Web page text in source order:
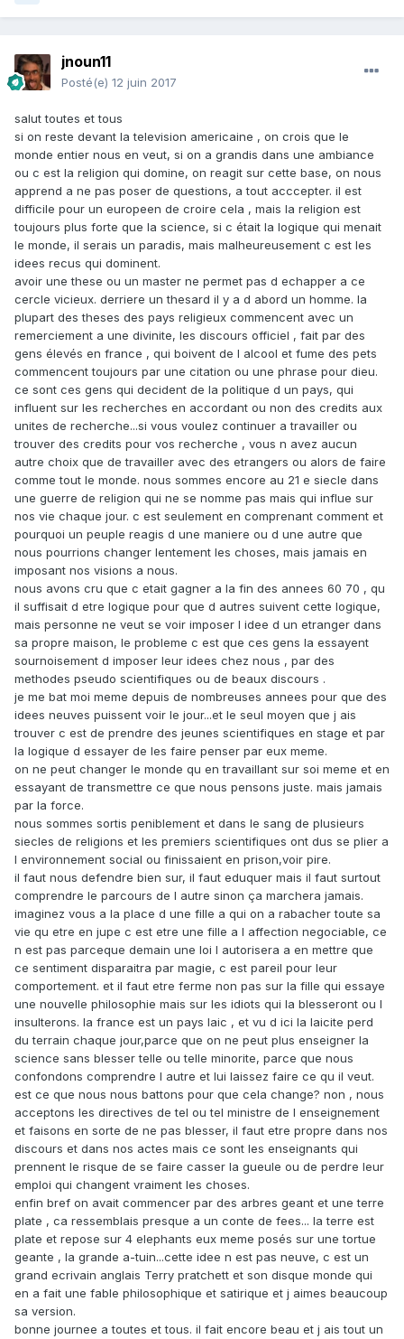
jnoun11
Posté(e) 12 juin 2017
salut toutes et tous
si on reste devant la television americaine , on crois que le
monde entier nous en veut, si on a grandis dans une ambiance
ou c est la religion qui domine, on reagit sur cette base, on nous
apprend a ne pas poser de questions, a tout acccepter. il est
difficile pour un europeen de croire cela , mais la religion est
toujours plus forte que la science, si c était la logique qui menait
le monde, il serais un paradis, mais malheureusement c est les
idees recus qui dominent.
avoir une these ou un master ne permet pas d echapper a ce
cercle vicieux. derriere un thesard il y a d abord un homme. la
plupart des theses des pays religieux commencent avec un
remerciement a une divinite, les discours officiel , fait par des
gens élevés en france , qui boivent de l alcool et fume des pets
commencent toujours par une citation ou une phrase pour dieu.
ce sont ces gens qui decident de la politique d un pays, qui
influent sur les recherches en accordant ou non des credits aux
unites de recherche...si vous voulez continuer a travailler ou
trouver des credits pour vos recherche , vous n avez aucun
autre choix que de travailler avec des etrangers ou alors de faire
comme tout le monde. nous sommes encore au 21 e siecle dans
une guerre de religion qui ne se nomme pas mais qui influe sur
nos vie chaque jour. c est seulement en comprenant comment et
pourquoi un peuple reagis d une maniere ou d une autre que
nous pourrions changer lentement les choses, mais jamais en
imposant nos visions a nous.
nous avons cru que c etait gagner a la fin des annees 60 70 , qu
il suffisait d etre logique pour que d autres suivent cette logique,
mais personne ne veut se voir imposer l idee d un etranger dans
sa propre maison, le probleme c est que ces gens la essayent
sournoisement d imposer leur idees chez nous , par des
methodes pseudo scientifiques ou de beaux discours .
je me bat moi meme depuis de nombreuses annees pour que des
idees neuves puissent voir le jour...et le seul moyen que j ais
trouver c est de prendre des jeunes scientifiques en stage et par
la logique d essayer de les faire penser par eux meme.
on ne peut changer le monde qu en travaillant sur soi meme et en
essayant de transmettre ce que nous pensons juste. mais jamais
par la force.
nous sommes sortis peniblement et dans le sang de plusieurs
siecles de religions et les premiers scientifiques ont dus se plier a
l environnement social ou finissaient en prison,voir pire.
il faut nous defendre bien sur, il faut eduquer mais il faut surtout
comprendre le parcours de l autre sinon ça marchera jamais.
imaginez vous a la place d une fille a qui on a rabacher toute sa
vie qu etre en jupe c est etre une fille a l affection negociable, ce
n est pas parceque demain une loi l autorisera a en mettre que
ce sentiment disparaitra par magie, c est pareil pour leur
comportement. et il faut etre ferme non pas sur la fille qui essaye
une nouvelle philosophie mais sur les idiots qui la blesseront ou l
insulterons. la france est un pays laic , et vu d ici la laicite perd
du terrain chaque jour,parce que on ne peut plus enseigner la
science sans blesser telle ou telle minorite, parce que nous
confondons comprendre l autre et lui laissez faire ce qu il veut.
est ce que nous nous battons pour que cela change? non , nous
acceptons les directives de tel ou tel ministre de l enseignement
et faisons en sorte de ne pas blesser, il faut etre propre dans nos
discours et dans nos actes mais ce sont les enseignants qui
prennent le risque de se faire casser la gueule ou de perdre leur
emploi qui changent vraiment les choses.
enfin bref on avait commencer par des arbres geant et une terre
plate , ca ressemblais presque a un conte de fees... la terre est
plate et repose sur 4 elephants eux meme posés sur une tortue
geante , la grande a-tuin...cette idee n est pas neuve, c est un
grand ecrivain anglais Terry pratchett et son disque monde qui
en a fait une fable philosophique et satirique et j aimes beaucoup
sa version.
bonne journee a toutes et tous. il fait encore beau et j ais tout un